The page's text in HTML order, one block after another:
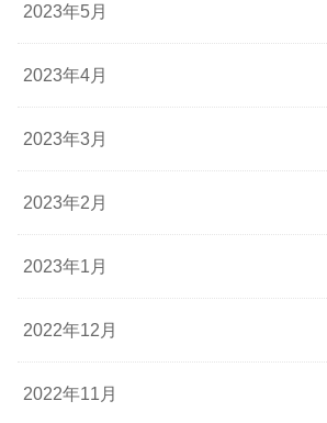
2023年5月
2023年4月
2023年3月
2023年2月
2023年1月
2022年12月
2022年11月